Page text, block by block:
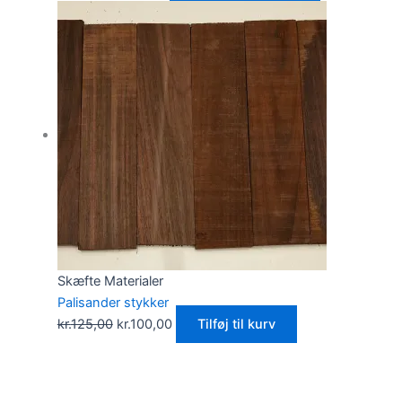
Skæfte Materialer
Palisander stykker
kr.125,00 kr.100,00 Tilføj til kurv